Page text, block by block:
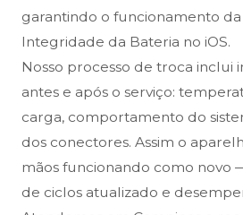
garantindo o funcionamento
Integridade da Bateria no iOS.
Nosso processo de troca inclui
antes e após o serviço:
carga, comportamento do
dos conectores. Assim o
mãos funcionando como novo
de ciclos atualizado e